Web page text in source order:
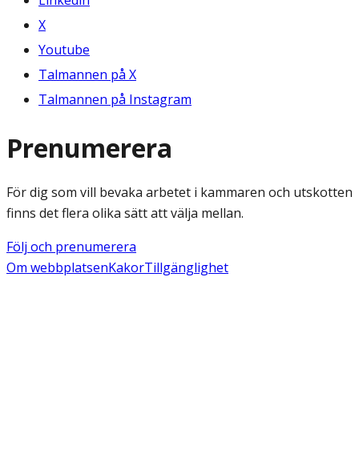
X
Youtube
Talmannen på X
Talmannen på Instagram
Prenumerera
För dig som vill bevaka arbetet i kammaren och utskotten
finns det flera olika sätt att välja mellan.
Följ och prenumerera
Om webbplatsenKakorTillgänglighet